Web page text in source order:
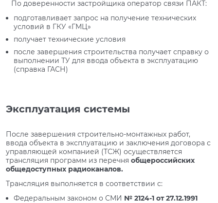
По доверенности застройщика оператор связи ПАКТ:
подготавливает запрос на получение технических
условий в ГКУ «ГМЦ»
получает технические условия
после завершения строительства получает справку о
выполнении ТУ для ввода объекта в эксплуатацию
(справка ГАСН)
Эксплуатация системы
После завершения строительно-монтажных работ,
ввода объекта в эксплуатацию и заключения договора с
управляющей компанией (ТСЖ) осуществляется
трансляция программ из перечня общероссийских
общедоступных радиоканалов.
Трансляция выполняется в соответствии с:
Федеральным законом о СМИ № 2124-1 от 27.12.1991